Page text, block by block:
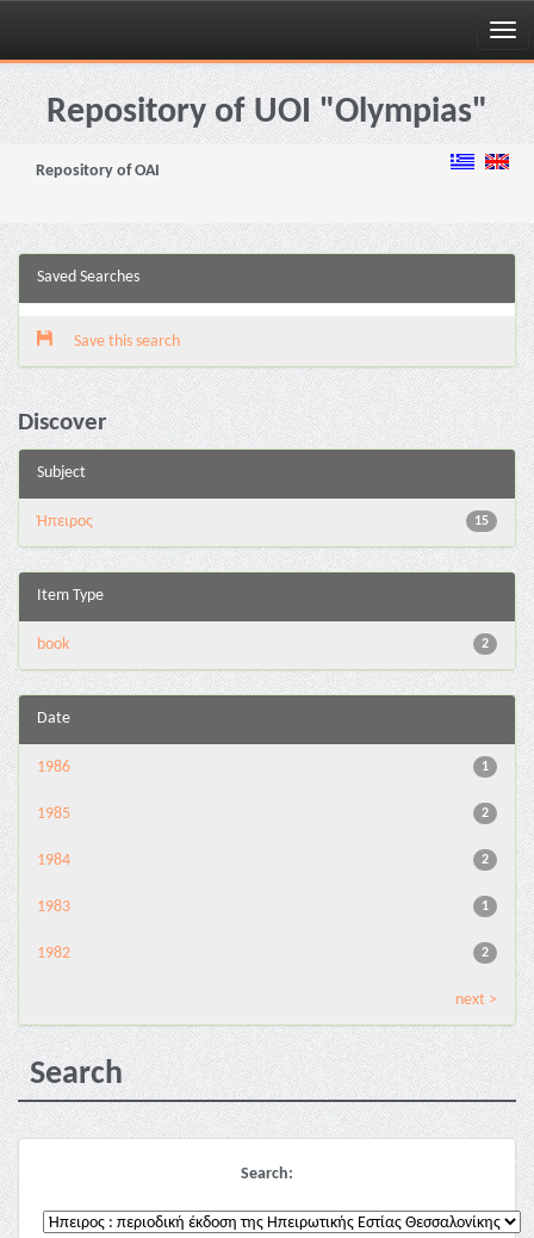
Skip
navigationRepository of UOI "Olympias"
Repository of OAI
Saved Searches
Save this search
Discover
Subject
15
Ήπειρος
Item Type
2
book
Date
1
1986
2
1985
2
1984
1
1983
2
1982
next >
Search
Search: